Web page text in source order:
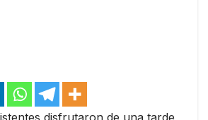
disfrutaron de una tarde